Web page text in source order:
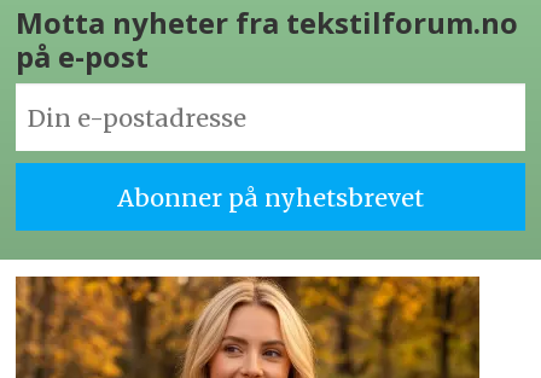
Motta nyheter fra tekstilforum.no
på e-post